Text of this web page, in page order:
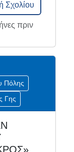
Σχολίου
πριν
Πόλης
Γης